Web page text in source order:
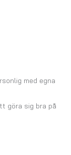
med egna
göra sig bra på